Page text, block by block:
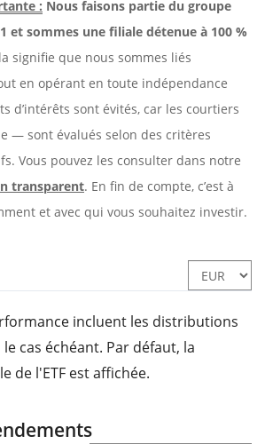
: Nous faisons partie du groupe
et sommes une filiale détenue à 100 %
signifie que nous sommes liés
en opérant en toute indépendance
d’intérêts sont évités, car les courtiers
— sont évalués selon des critères
Vous pouvez les consulter dans notre
transparent. En fin de compte, c’est à
et avec qui vous souhaitez investir.
incluent les distributions
cas échéant. Par défaut, la
de l'ETF est affichée.